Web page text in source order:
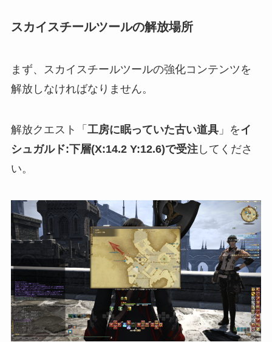
スカイスチールツールの解放場所
まず、スカイスチールツールの強化コンテンツを
解放しなければなりません。
解放クエスト「 工房に眠っていた古い道具」をイ
シュガルド:下層(X:14.2 Y:12.6)で受注してくださ
い。